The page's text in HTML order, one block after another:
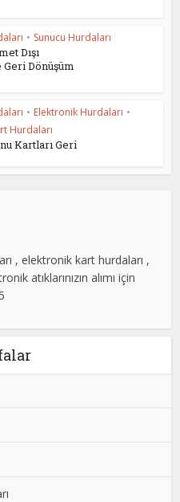
• Sunucu Hurdaları
Dışı
Dönüşüm
• Elektronik Hurdaları •
Hurdaları
Kartları Geri
, elektronik kart hurdaları ,
atıklarınızın alımı için